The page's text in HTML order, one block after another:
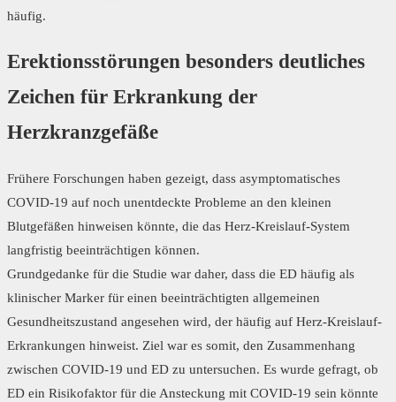
häufig.
Erektionsstörungen besonders deutliches
Zeichen für Erkrankung der
Herzkranzgefäße
Frühere Forschungen haben gezeigt, dass asymptomatisches
COVID-19 auf noch unentdeckte Probleme an den kleinen
Blutgefäßen hinweisen könnte, die das Herz-Kreislauf-System
langfristig beeinträchtigen können.
Grundgedanke für die Studie war daher, dass die ED häufig als
klinischer Marker für einen beeinträchtigten allgemeinen
Gesundheitszustand angesehen wird, der häufig auf Herz-Kreislauf-
Erkrankungen hinweist. Ziel war es somit, den Zusammenhang
zwischen COVID-19 und ED zu untersuchen. Es wurde gefragt, ob
ED ein Risikofaktor für die Ansteckung mit COVID-19 sein könnte